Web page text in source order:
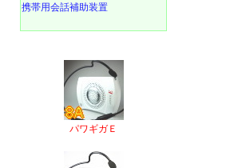
携帯用会話補助装置
パワギガＥ